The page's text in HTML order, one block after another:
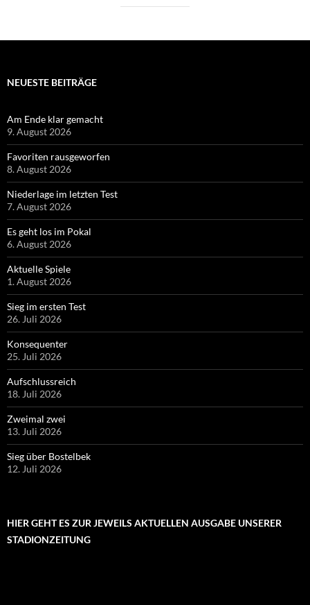
NEUESTE BEITRÄGE
Am Ende klar gemacht
9. August 2026
Favoriten rausgeworfen
8. August 2026
Niederlage im letzten Test
7. August 2026
Es geht los im Pokal
6. August 2026
Aktuelle Spiele
1. August 2026
Sieg im ersten Test
26. Juli 2026
Konsequenter
25. Juli 2026
Aufschlussreich
18. Juli 2026
Zweimal zwei
13. Juli 2026
Sieg über Bostelbek
12. Juli 2026
HIER GEHT ES ZUR JEWEILS AKTUELLEN AUSGABE UNSERER
STADIONZEITUNG